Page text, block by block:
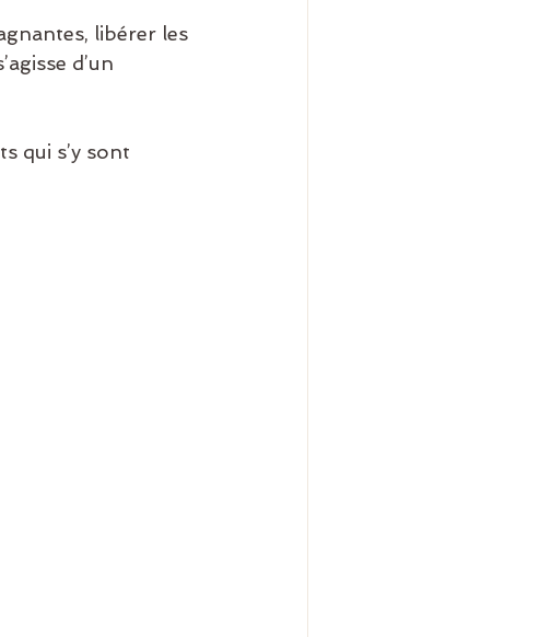
libérer les
d’un
qui s’y sont